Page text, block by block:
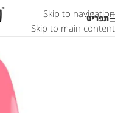
Skip to navigation
Skip to main content
תפריט
אזל המלאי